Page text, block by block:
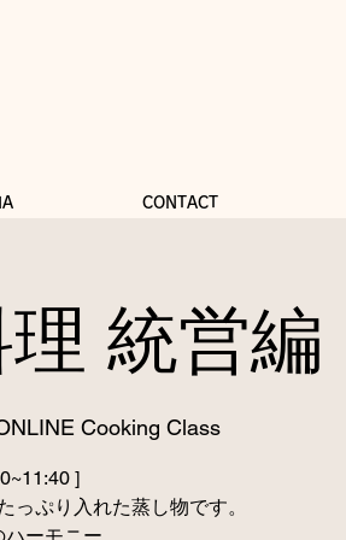
CONTACT
統営編
Cooking Class
]
っぷり入れた蒸し物です。
ハーモニー